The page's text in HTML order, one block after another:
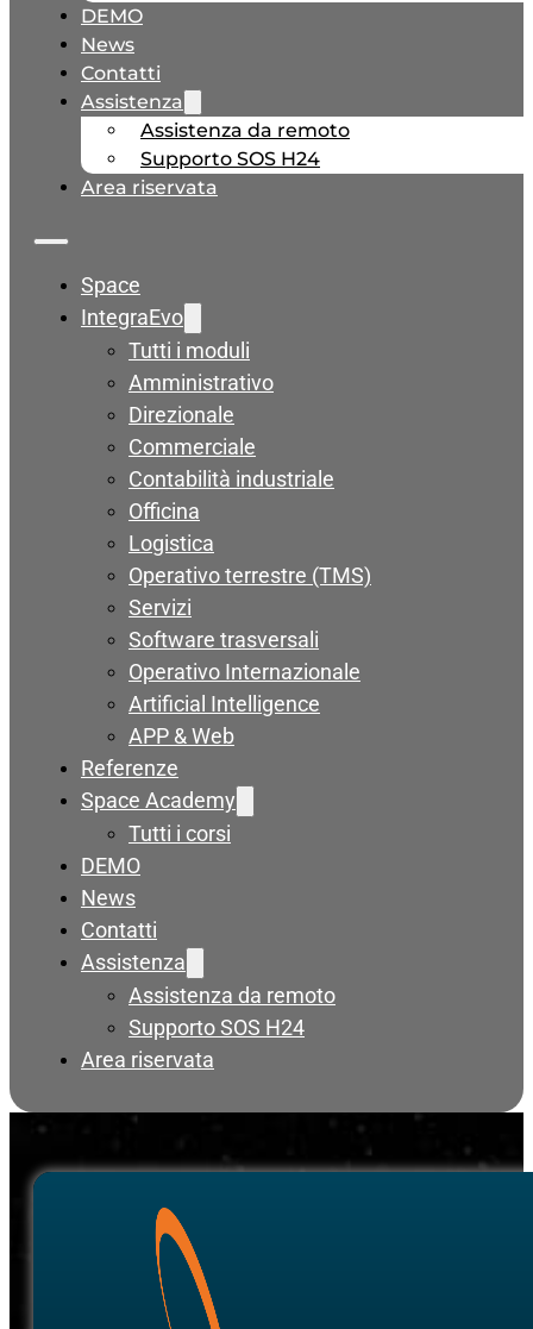
DEMO
News
Contatti
Assistenza
Assistenza da remoto
Supporto SOS H24
Area riservata
Space
IntegraEvo
Tutti i moduli
Amministrativo
Direzionale
Commerciale
Contabilità industriale
Officina
Logistica
Operativo terrestre (TMS)
Servizi
Software trasversali
Operativo Internazionale
Artificial Intelligence
APP & Web
Referenze
Space Academy
Tutti i corsi
DEMO
News
Contatti
Assistenza
Assistenza da remoto
Supporto SOS H24
Area riservata